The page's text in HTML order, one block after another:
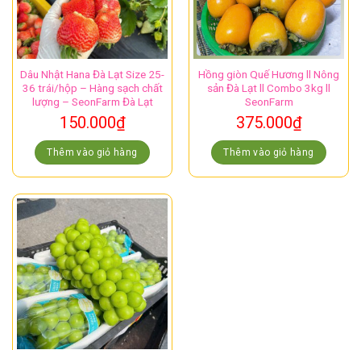
Dâu Nhật Hana Đà Lạt Size 25-
36 trái/hộp – Hàng sạch chất
lượng – SeonFarm Đà Lạt
150.000₫
Thêm vào giỏ hàng
Hồng giòn Quế Hương ll Nông
sản Đà Lạt ll Combo 3kg ll
SeonFarm
375.000₫
Thêm vào giỏ hàng